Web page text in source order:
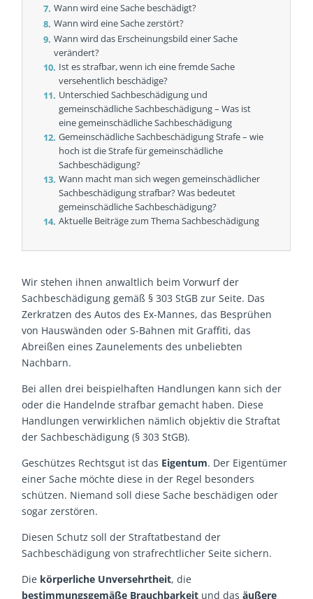
Wann wird eine Sache beschädigt?
Wann wird eine Sache zerstört?
Wann wird das Erscheinungsbild einer Sache
verändert?
Ist es strafbar, wenn ich eine fremde Sache
versehentlich beschädige?
Unterschied Sachbeschädigung und
gemeinschädliche Sachbeschädigung – Was ist
eine gemeinschädliche Sachbeschädigung
Gemeinschädliche Sachbeschädigung Strafe – wie
hoch ist die Strafe für gemeinschädliche
Sachbeschädigung?
Wann macht man sich wegen gemeinschädlicher
Sachbeschädigung strafbar? Was bedeutet
gemeinschädliche Sachbeschädigung?
Aktuelle Beiträge zum Thema Sachbeschädigung
Wir stehen ihnen anwaltlich beim Vorwurf der
Sachbeschädigung gemäß § 303 StGB zur Seite. Das
Zerkratzen des Autos des Ex-Mannes, das Besprühen
von Hauswänden oder S-Bahnen mit Graffiti, das
Abreißen eines Zaunelements des unbeliebten
Nachbarn.
Bei allen drei beispielhaften Handlungen kann sich der
oder die Handelnde strafbar gemacht haben. Diese
Handlungen verwirklichen nämlich objektiv die Straftat
der Sachbeschädigung (§ 303 StGB).
Geschützes Rechtsgut ist das Eigentum. Der Eigentümer
einer Sache möchte diese in der Regel besonders
schützen. Niemand soll diese Sache beschädigen oder
sogar zerstören.
Diesen Schutz soll der Straftatbestand der
Sachbeschädigung von strafrechtlicher Seite sichern.
Die körperliche Unversehrtheit, die
bestimmungsgemäße Brauchbarkeit und dasäußere